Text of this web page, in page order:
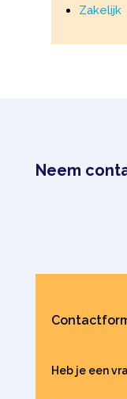
Zakelijk
Neem
Heb je een